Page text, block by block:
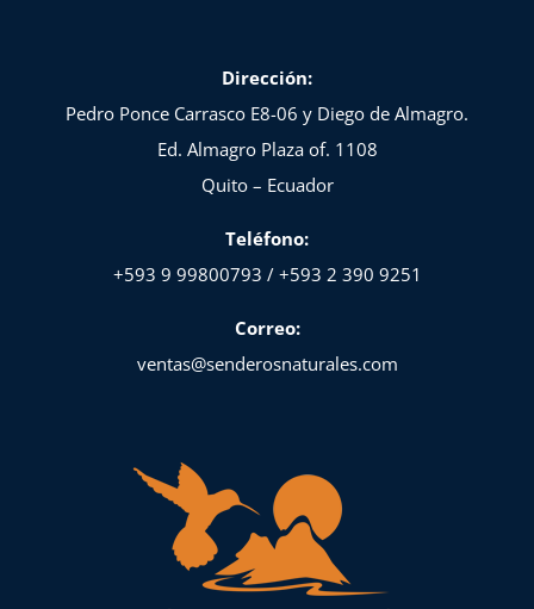
Dirección:
Pedro Ponce Carrasco E8-06 y Diego de Almagro.
Ed. Almagro Plaza of. 1108
Quito – Ecuador
Teléfono:
+593 9 99800793 / +593 2 390 9251
Correo:
ventas@senderosnaturales.com